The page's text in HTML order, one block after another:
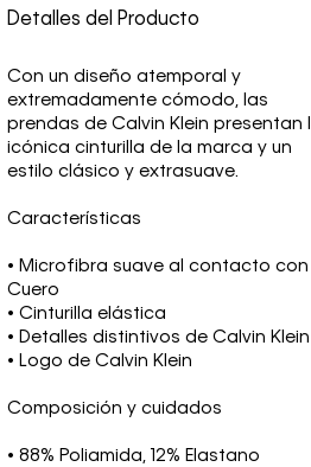
Detalles del Producto
Con un diseño atemporal y
extremadamente cómodo, las
prendas de Calvin Klein presentan
icónica cinturilla de la marca y un
estilo clásico y extrasuave.
Características
• Microfibra suave al contacto con
Cuero
• Cinturilla elástica
• Detalles distintivos de Calvin Klein
• Logo de Calvin Klein
Composición y cuidados
• 88% Poliamida, 12% Elastano